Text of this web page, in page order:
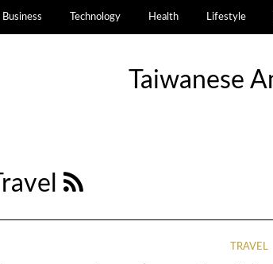
Business Technology Health Lifestyle
Taiwanese
Travel
TRAVEL